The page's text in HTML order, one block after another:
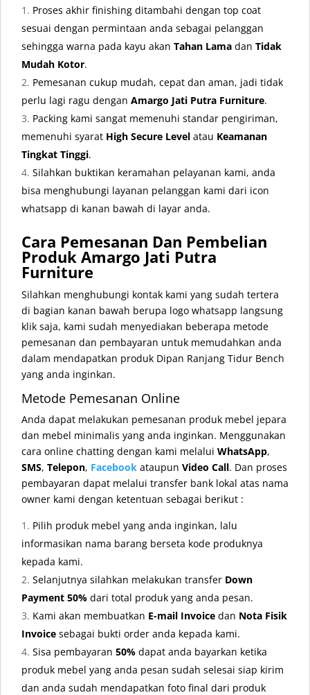
Proses akhir finishing ditambahi dengan top coat
sesuai dengan permintaan anda sebagai pelanggan
sehingga warna pada kayu akan Tahan Lama dan Tidak
Mudah Kotor.
Pemesanan cukup mudah, cepat dan aman, jadi tidak
perlu lagi ragu dengan Amargo Jati Putra Furniture.
Packing kami sangat memenuhi standar pengiriman,
memenuhi syarat High Secure Level atau Keamanan
Tingkat Tinggi.
Silahkan buktikan keramahan pelayanan kami, anda
bisa menghubungi layanan pelanggan kami dari icon
whatsapp di kanan bawah di layar anda.
Cara Pemesanan Dan Pembelian
Produk Amargo Jati Putra
Furniture
Silahkan menghubungi kontak kami yang sudah tertera
di bagian kanan bawah berupa logo whatsapp langsung
klik saja, kami sudah menyediakan beberapa metode
pemesanan dan pembayaran untuk memudahkan anda
dalam mendapatkan produk Dipan Ranjang Tidur Bench
yang anda inginkan.
Metode Pemesanan Online
Anda dapat melakukan pemesanan produk mebel jepara
dan mebel minimalis yang anda inginkan. Menggunakan
cara online chatting dengan kami melalui WhatsApp,
SMS, Telepon, Facebook ataupun Video Call. Dan proses
pembayaran dapat melalui transfer bank lokal atas nama
owner kami dengan ketentuan sebagai berikut :
Pilih produk mebel yang anda inginkan, lalu
informasikan nama barang berseta kode produknya
kepada kami.
Selanjutnya silahkan melakukan transfer Down
Payment 50% dari total produk yang anda pesan.
Kami akan membuatkan E-mail Invoice dan Nota Fisik
Invoice sebagai bukti order anda kepada kami.
Sisa pembayaran 50% dapat anda bayarkan ketika
produk mebel yang anda pesan sudah selesai siap kirim
dan anda sudah mendapatkan foto final dari produk